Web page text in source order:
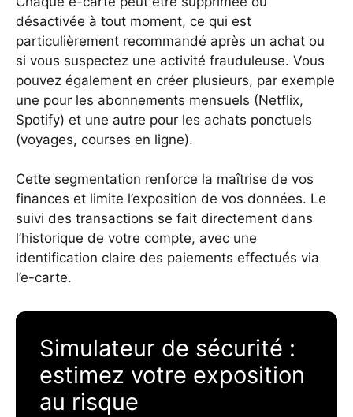
désactivée à tout moment, ce qui est
particulièrement recommandé après un achat ou
si vous suspectez une activité frauduleuse. Vous
pouvez également en créer plusieurs, par exemple
une pour les abonnements mensuels (Netflix,
Spotify) et une autre pour les achats ponctuels
(voyages, courses en ligne).
Cette segmentation renforce la maîtrise de vos
finances et limite l’exposition de vos données. Le
suivi des transactions se fait directement dans
l’historique de votre compte, avec une
identification claire des paiements effectués via
l’e-carte.
Simulateur de sécurité :
estimez votre exposition
au risque